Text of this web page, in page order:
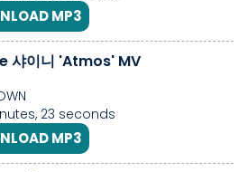
MP3
샤이니 'Atmos' MV
23 seconds
MP3